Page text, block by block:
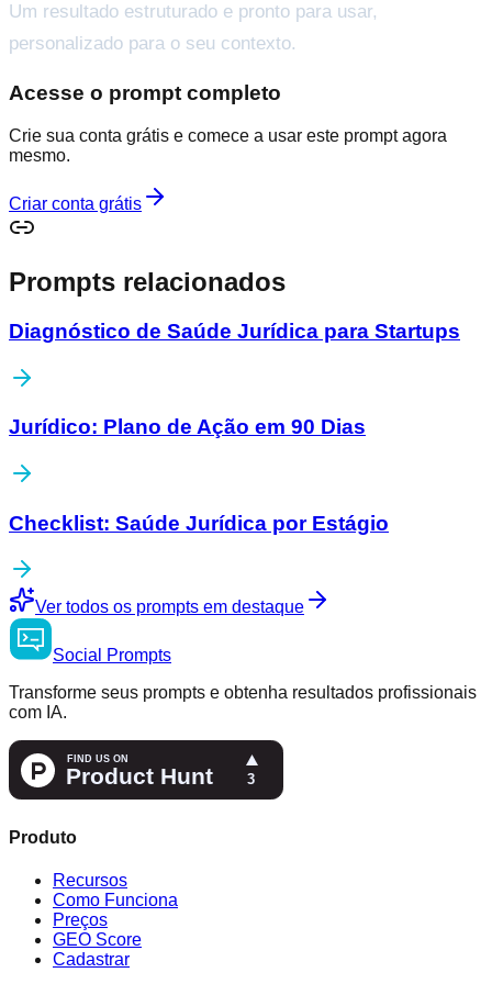
Um resultado estruturado e pronto para usar,
personalizado para o seu contexto.
Acesse o prompt completo
Crie sua conta grátis e comece a usar este prompt agora
mesmo.
Criar conta grátis
Prompts relacionados
Diagnóstico de Saúde Jurídica para Startups
Jurídico: Plano de Ação em 90 Dias
Checklist: Saúde Jurídica por Estágio
Ver todos os prompts em destaque
Social
Prompts
Transforme seus prompts e obtenha resultados profissionais
com IA.
Produto
Recursos
Como Funciona
Preços
GEO Score
Cadastrar